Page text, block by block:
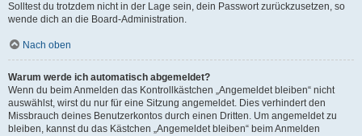
Solltest du trotzdem nicht in der Lage sein, dein Passwort zurückzusetzen, so
wende dich an die Board-Administration.
Nach oben
Warum werde ich automatisch abgemeldet?
Wenn du beim Anmelden das Kontrollkästchen „Angemeldet bleiben“ nicht
auswählst, wirst du nur für eine Sitzung angemeldet. Dies verhindert den
Missbrauch deines Benutzerkontos durch einen Dritten. Um angemeldet zu
bleiben, kannst du das Kästchen „Angemeldet bleiben“ beim Anmelden